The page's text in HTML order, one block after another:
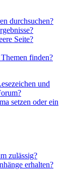
durchsuchen?
Seite?
finden?
und
setzen oder ein
zulässig?
erhalten?